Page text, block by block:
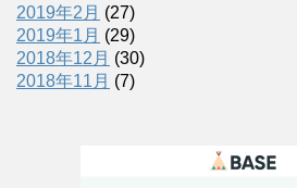
2019年2月 (27)
2019年1月 (29)
2018年12月 (30)
2018年11月 (7)